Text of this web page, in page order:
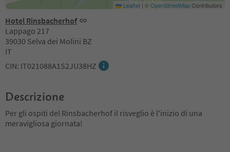
Hotel Rinsbacherhof
Lappago 217
39030 Selva dei Molini BZ
IT
CIN: IT021088A1S2JU38HZ
Leaflet | ©OpenStreetMapContributors
Descrizione
Per gli ospiti del Rinsbacherhof il risveglio è l'inizio di una
meravigliosa giornata!